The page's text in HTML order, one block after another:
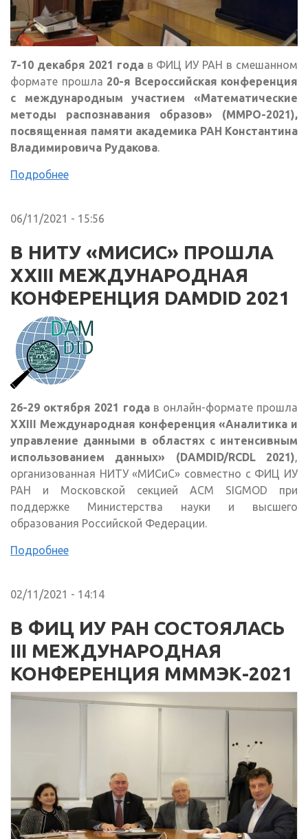
7-10 декабря 2021 годав ФИЦ ИУ РАН в смешанном
формате прошла 20-я Всероссийская конференция
с международным участием «Математические
методы распознавания образов» (ММРО-2021),
посвященная памяти академика РАН Константина
Владимировича Рудакова.
Подробнее
06/11/2021 - 15:56
В НИТУ «МИСИС» ПРОШЛА
XXIII МЕЖДУНАРОДНАЯ
КОНФЕРЕНЦИЯ DAMDID 2021
26-29 октября 2021 года в онлайн-формате прошла
XXIII Международная конференция «Аналитика и
управление данными в областях с интенсивным
использованием данных» (DAMDID/RCDL 2021),
организованная НИТУ «МИСиС» совместно с ФИЦ ИУ
РАН и Московской секцией ACM SIGMOD при
поддержке Министерства науки и высшего
образования Российской Федерации.
Подробнее
02/11/2021 - 14:14
В ФИЦ ИУ РАН СОСТОЯЛАСЬ
III МЕЖДУНАРОДНАЯ
КОНФЕРЕНЦИЯ МММЭК-2021